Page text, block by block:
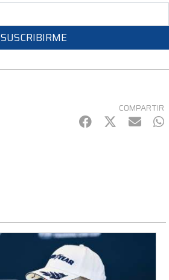
SUSCRIBIRME
COMPARTIR
Facebook
Twitter
mail